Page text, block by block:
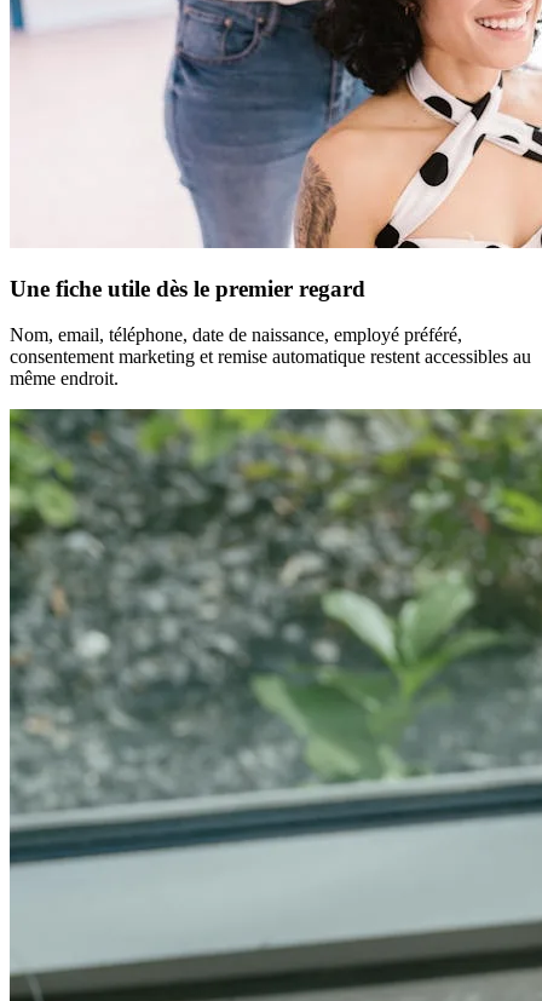
Une fiche utile dès le premier regard
Nom, email, téléphone, date de naissance, employé préféré,
consentement marketing et remise automatique restent accessibles au
même endroit.